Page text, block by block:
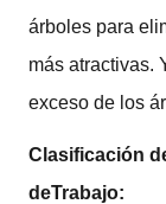
árboles para
más atractivas.
exceso de los
Clasificación
deTrabajo: